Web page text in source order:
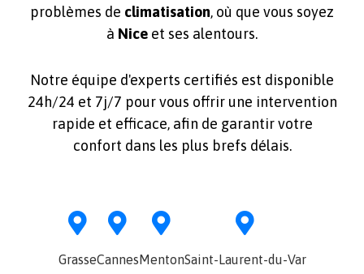
problèmes de climatisation, où que vous soyez
à Nice et ses alentours.
Notre équipe d'experts certifiés est disponible
24h/24 et 7j/7 pour vous offrir une intervention
rapide et efficace, afin de garantir votre
confort dans les plus brefs délais.
GrasseCannes MentonSaint-Laurent-du-Var